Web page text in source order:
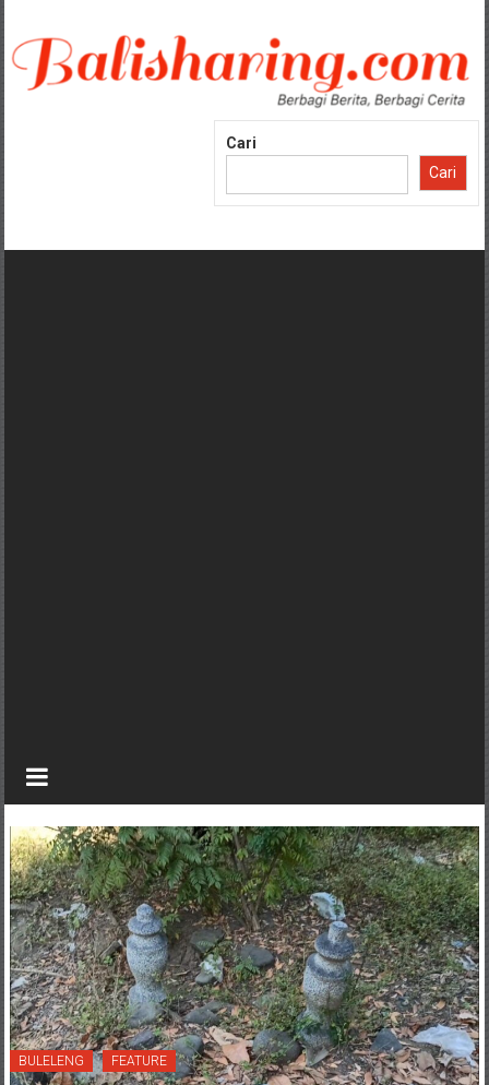
konten
Cari
Cari
BULELENG FEATURE